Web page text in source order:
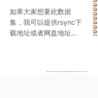
如果大家想要此数据
集，我可以提供rsync下
载地址或者网盘地址，